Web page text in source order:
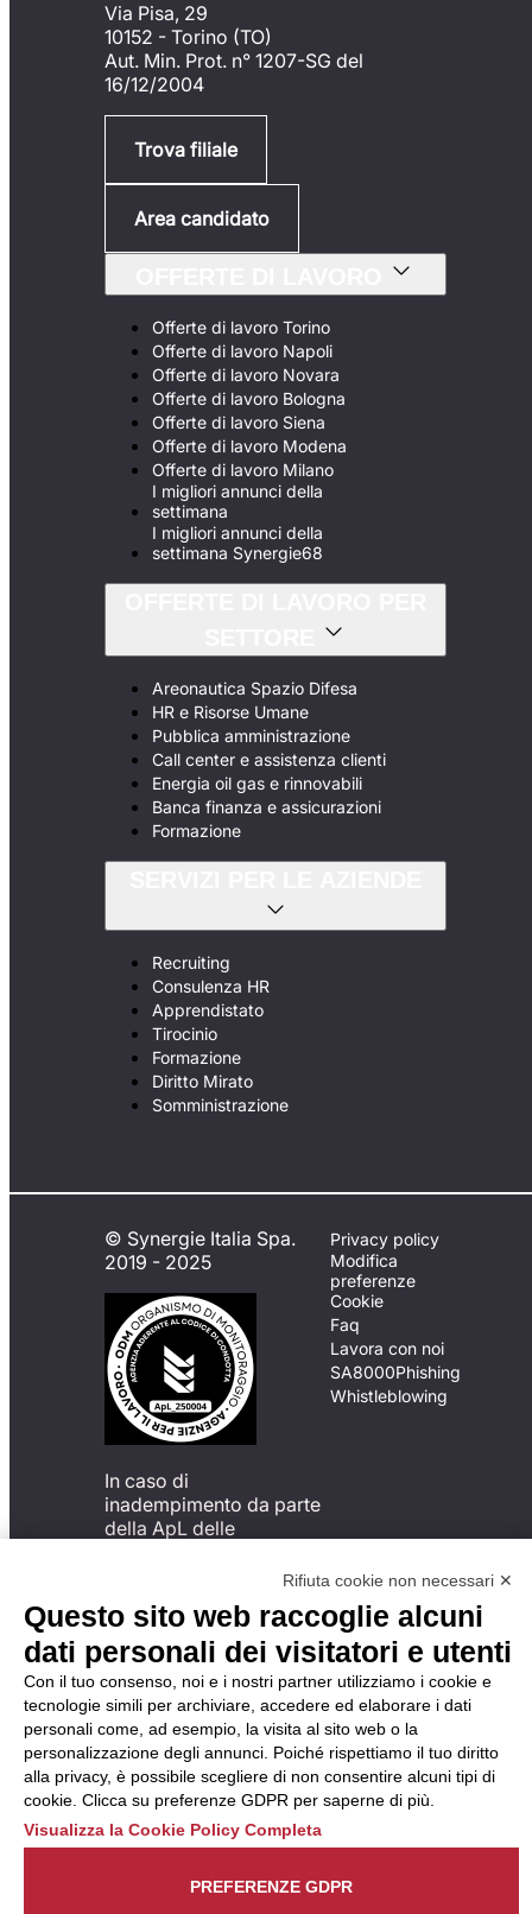
Via Pisa, 29
10152 - Torino (TO)
Aut. Min. Prot. n° 1207-SG del
16/12/2004
Trova filiale
Area candidato
Offerte di lavoro Torino
Offerte di lavoro Napoli
Offerte di lavoro Novara
Offerte di lavoro Bologna
Offerte di lavoro Siena
Offerte di lavoro Modena
Offerte di lavoro Milano
I migliori annunci della
settimana
I migliori annunci della
settimana Synergie68
Areonautica Spazio Difesa
HR e Risorse Umane
Pubblica amministrazione
Call center e assistenza clienti
Energia oil gas e rinnovabili
Banca finanza e assicurazioni
Formazione
Recruiting
Consulenza HR
Apprendistato
Tirocinio
Formazione
Diritto Mirato
Somministrazione
© Synergie Italia Spa.
2019 - 2025
In caso di
inadempimento da parte
della ApL delle
del Codice di Condotta, è
possibile presentare un
reclamo
all’Organismo di
Monitoraggio utilizzando
una delle modalità
descritte al seguente
indirizzo web
https://odm-
agenzielavoro.it/reclami/ .
Privacy policy
Modifica
preferenze
Cookie
Faq
Lavora con noi
SA8000Phishing
Whistleblowing
Rifiuta cookie non necessari ✕
Questo sito web raccoglie alcuni
dati personali dei visitatori e utenti
Con il tuo consenso, noi e i nostri partner utilizziamo i cookie e
tecnologie simili per archiviare, accedere ed elaborare i dati
personali come, ad esempio, la visita al sito web o la
personalizzazione degli annunci. Poiché rispettiamo il tuo diritto
alla privacy, è possibile scegliere di non consentire alcuni tipi di
cookie. Clicca su preferenze GDPR per saperne di più.
Visualizza la Cookie Policy Completa
PREFERENZE GDPR